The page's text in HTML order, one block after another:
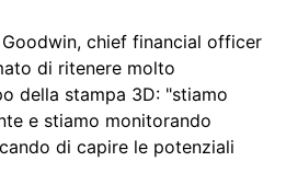
chief financial officer
di ritenere molto
della stampa 3D: "stiamo
e stiamo monitorando
di capire le potenziali